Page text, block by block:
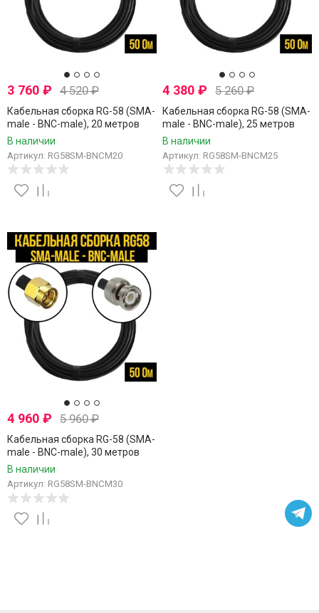
3 760 ₽ 4 520₽
Кабельная сборка RG-58 (SMA-
male - BNC-male), 20 метров
В наличии
Артикул: RG58SM-BNCM20
4 380₽ 5 260₽
Кабельная сборка RG-58 (SMA-
male - BNC-male), 25 метров
В наличии
Артикул: RG58SM-BNCM25
4 960 ₽ 5 960₽
Кабельная сборка RG-58 (SMA-
male - BNC-male), 30 метров
В наличии
Артикул: RG58SM-BNCM30